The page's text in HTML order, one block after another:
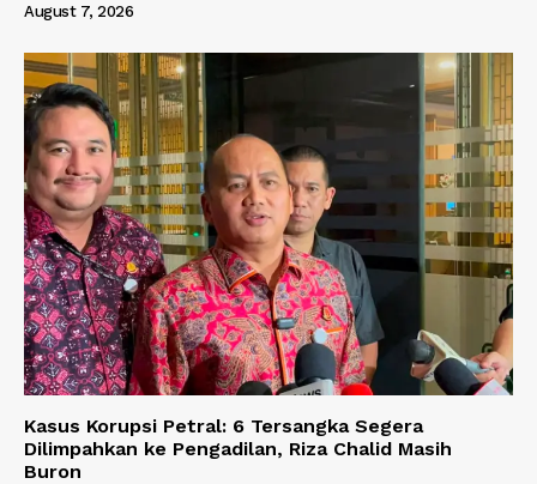
August 7, 2026
Kasus Korupsi Petral: 6 Tersangka Segera
Dilimpahkan ke Pengadilan, Riza Chalid Masih
Buron